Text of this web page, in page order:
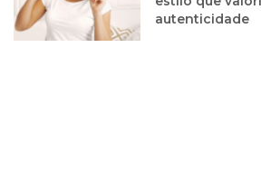
autenticidade